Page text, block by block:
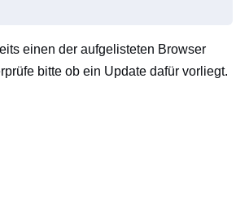
einen der aufgelisteten Browser
bitte ob ein Update dafür vorliegt.